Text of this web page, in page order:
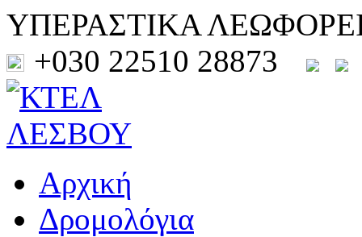
ΥΠΕΡΑΣΤΙΚΑ
+030 22510 28873
Αρχική
Δρομολόγια